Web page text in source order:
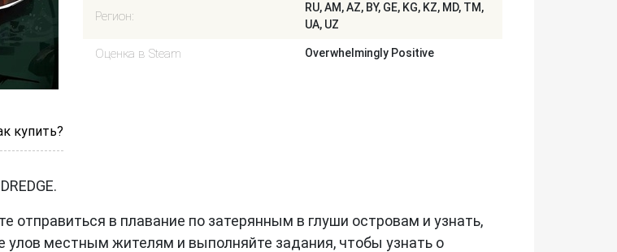
Регион:
RU, AM, AZ, BY, GE, KG, KZ, MD, TM,
UA, UZ
Оценка в Steam Overwhelmingly Positive
купить?
отправиться в плавание по затерянным в глуши островам и узнать,
местным жителям и выполняйте задания, чтобы узнать о